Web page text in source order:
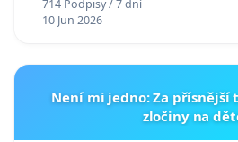
714 Podpisy / 7 dní
10 Jun 2026
Není mi jedno: Za přísnější
zločiny na